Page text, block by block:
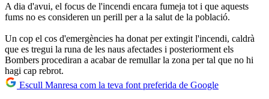
A dia d'avui, el focus de l'incendi encara fumeja tot i que aquests
fums no es consideren un perill per a la salut de la població.
Un cop el cos d'emergències ha donat per extingit l'incendi, caldrà
que es tregui la runa de les naus afectades i posteriorment els
Bombers procediran a acabar de remullar la zona per tal que no hi
hagi cap rebrot.
Escull Manresa com la teva font preferida de Google